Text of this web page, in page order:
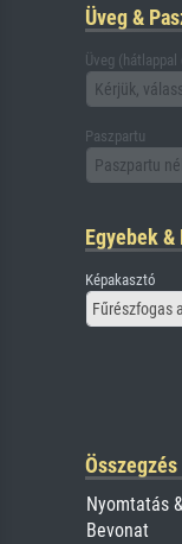
Üveg &
Üveg (hátlappal
Kérjük,
Paszpartu
Paszpartu
Egyebek
Képakasztó
Fűrészfogas
Összegzés
Nyomtatás
Bevonat